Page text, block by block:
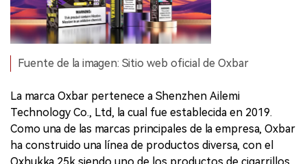
Fuente de la imagen: Sitio web oficial de Oxbar
La marca Oxbar pertenece a Shenzhen Ailemi
Technology Co., Ltd, la cual fue establecida en 2019.
Como una de las marcas principales de la empresa, Oxbar
ha construido una línea de productos diversa, con el